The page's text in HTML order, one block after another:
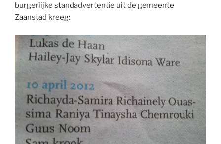
burgerlijke standadvertentie uit de gemeente
Zaanstad kreeg: